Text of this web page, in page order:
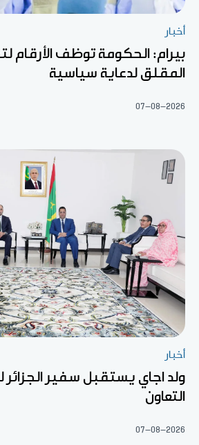
أخبار
بيرام: الحكومة توظف الأرقام
المقلق لدعاية سياسية
07-08-2026
أخبار
ولد اجاي يستقبل سفير
التعاون
07-08-2026